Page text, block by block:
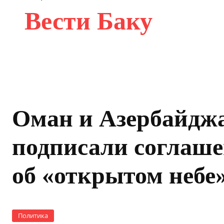
Вести Баку
Оман и
подписали
об «открытом
Политика